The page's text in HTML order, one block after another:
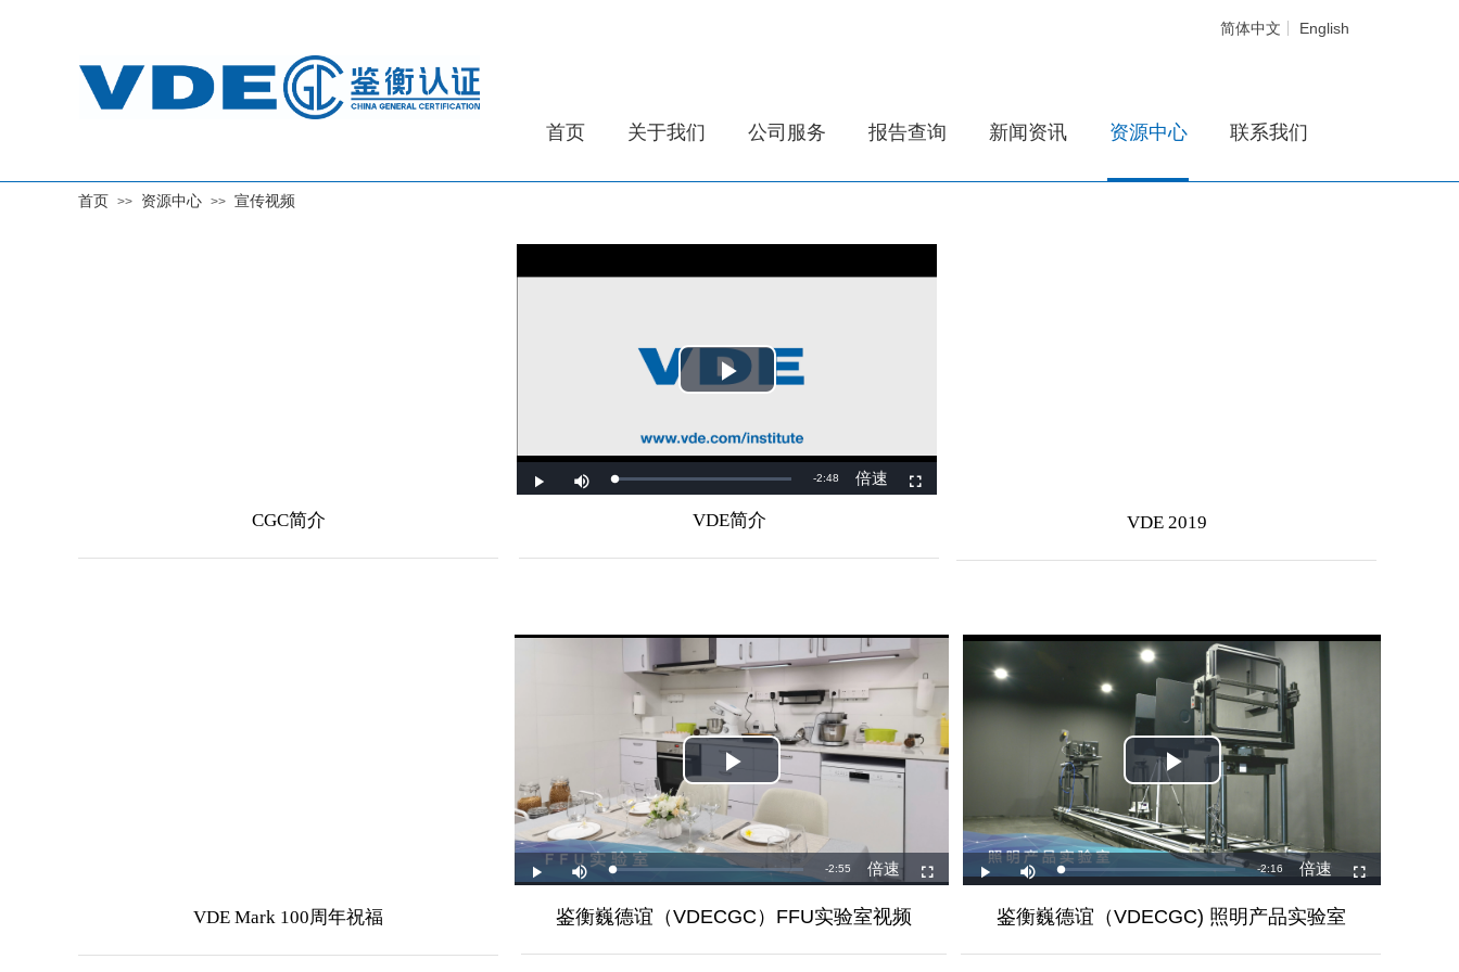
首页 >> 资源中心 >> 宣传视频
CGC简介 VDE简介 VDE 2019
鉴衡巍德谊 （VDECGC）FFU实验室视频 鉴衡巍德谊 （VDECGC) 照明产品实验室
VDE Mark 100周年祝福
简体中文 English
首页 关于我们 公司服务 报告查询 新闻资讯 资源中心 联系我们